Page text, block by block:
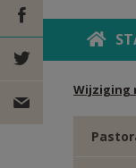
Wijziging
DEEL OP
FACEBOOK
DEEL OP